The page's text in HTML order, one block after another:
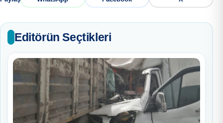
Editörün Seçtikleri